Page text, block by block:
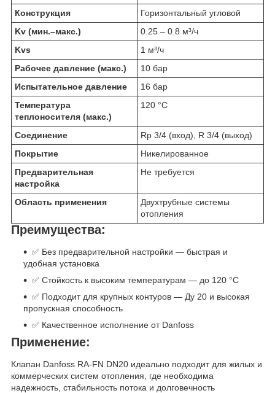
Конструкция
Горизонтальный угловой
Kv (мин.–макс.)
0.25 – 0.8 м³/ч
Kvs
1 м³/ч
Рабочее давление (макс.)
10 бар
Испытательное давление
16 бар
Температура
теплоносителя (макс.)
120 °C
Соединение
Rp 3/4 (вход), R 3/4 (выход)
Покрытие
Никелированное
Предварительная
настройка
Не требуется
Область применения
Двухтрубные системы
отопления
Преимущества:
✅ Без предварительной настройки — быстрая и
удобная установка
✅ Стойкость к высоким температурам — до 120 °C
✅ Подходит для крупных контуров — Ду 20 и высокая
пропускная способность
✅ Качественное исполнение от Danfoss
Применение:
Клапан Danfoss RA-FN DN20 идеально подходит для жилых и
коммерческих систем отопления, где необходима
надежность, стабильность потока и долговечность